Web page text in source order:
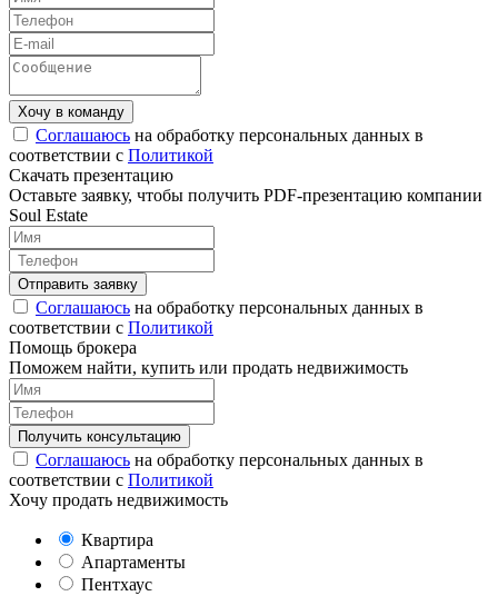
Соглашаюсь на обработку персональных данных в
соответствии с Политикой
Скачать презентацию
Оставьте заявку, чтобы получить PDF-презентацию компании
Soul Estate
Соглашаюсь на обработку персональных данных в
соответствии с Политикой
Помощь брокера
Поможем найти, купить или продать недвижимость
Соглашаюсь на обработку персональных данных в
соответствии с Политикой
Хочу продать недвижимость
Квартира
Апартаменты
Пентхаус